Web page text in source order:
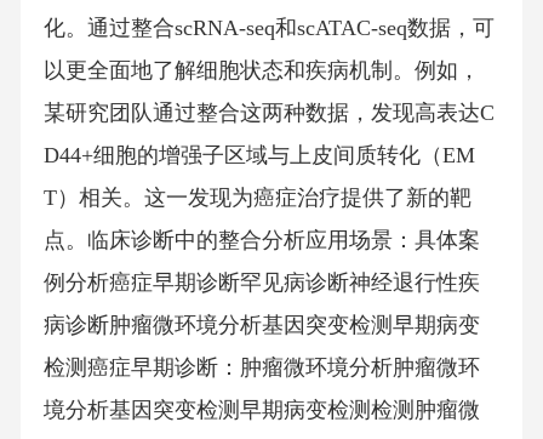
化。通过整合scRNA-seq和scATAC-seq数据，可
以更全面地了解细胞状态和疾病机制。例如，
某研究团队通过整合这两种数据，发现高表达C
D44+细胞的增强子区域与上皮间质转化（EM
T）相关。这一发现为癌症治疗提供了新的靶
点。临床诊断中的整合分析应用场景：具体案
例分析癌症早期诊断罕见病诊断神经退行性疾
病诊断肿瘤微环境分析基因突变检测早期病变
检测癌症早期诊断：肿瘤微环境分析肿瘤微环
境分析基因突变检测早期病变检测检测肿瘤微